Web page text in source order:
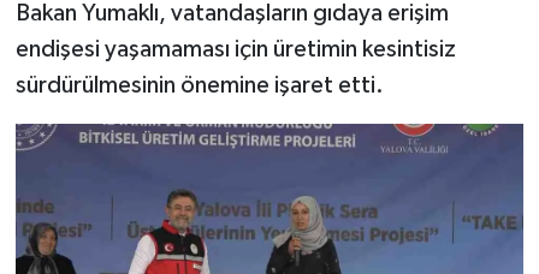
Bakan Yumaklı, vatandaşların gıdaya erişim
endişesi yaşamaması için üretimin kesintisiz
sürdürülmesinin önemine işaret etti.